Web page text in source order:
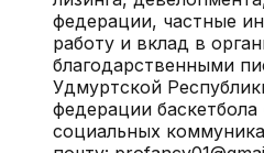
федерации, частные
работу и вклад в
благодарственными
Удмуртской
федерации
социальных